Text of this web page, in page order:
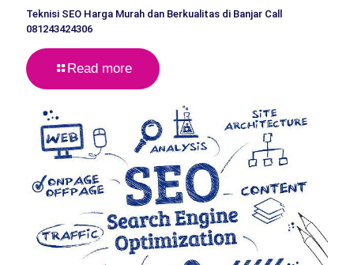
Teknisi SEO Harga Murah dan Berkualitas di Banjar Call
081243424306
Read more